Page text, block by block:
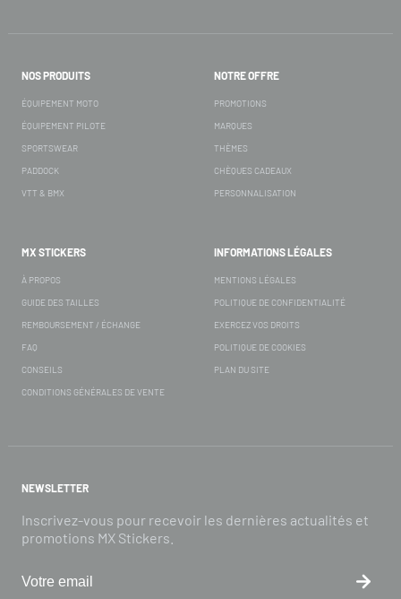
NOS PRODUITS
ÉQUIPEMENT MOTO
ÉQUIPEMENT PILOTE
SPORTSWEAR
PADDOCK
VTT & BMX
NOTRE OFFRE
PROMOTIONS
MARQUES
THÈMES
CHÈQUES CADEAUX
PERSONNALISATION
MX STICKERS
À PROPOS
GUIDE DES TAILLES
REMBOURSEMENT / ÉCHANGE
FAQ
CONSEILS
CONDITIONS GÉNÉRALES DE VENTE
INFORMATIONS LÉGALES
MENTIONS LÉGALES
POLITIQUE DE CONFIDENTIALITÉ
EXERCEZ VOS DROITS
POLITIQUE DE COOKIES
PLAN DU SITE
NEWSLETTER
Inscrivez-vous pour recevoir les dernières actualités et
promotions MX Stickers.